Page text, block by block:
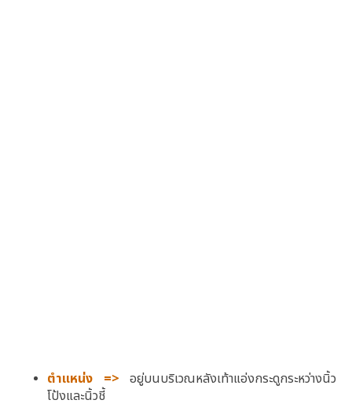
ตำแหน่ง => อยู่บนบริเวณหลังเท้าแอ่งกระดูกระหว่างนิ้ว
โป้งและนิ้วชี้